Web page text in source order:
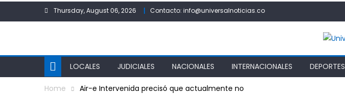
Thursday, August 06, 2026 Contacto: info@universalnoticias.co
LOCALES JUDICIALES NACIONALES INTERNACIONALES DEPORTES
Home Air-e Intervenida precisó que actualmente no